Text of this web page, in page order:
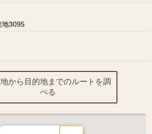
地3095
から目的地までのルートを調
べる